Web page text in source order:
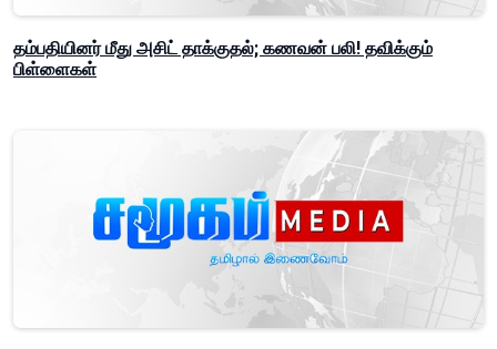
தம்பதியினர் மீது அசிட் தாக்குதல்; கணவன் பலி! தவிக்கும்
பிள்ளைகள்